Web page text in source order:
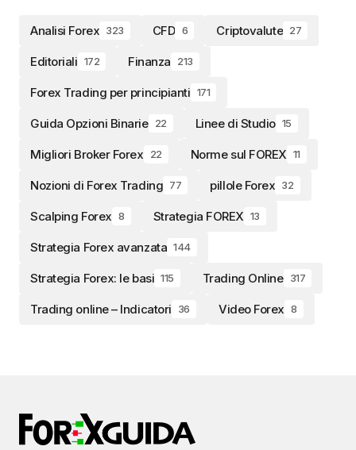
Analisi Forex 323 CFD 6 Criptovalute 27
Editoriali 172 Finanza 213
Forex Trading per principianti 171
Guida Opzioni Binarie 22 Linee di Studio 15
Migliori Broker Forex 22 Norme sul FOREX 11
Nozioni di Forex Trading 77 pillole Forex 32
Scalping Forex 8 Strategia FOREX 13
Strategia Forex avanzata 144
Strategia Forex: le basi 115 Trading Online 317
Trading online – Indicatori 36 Video Forex 8